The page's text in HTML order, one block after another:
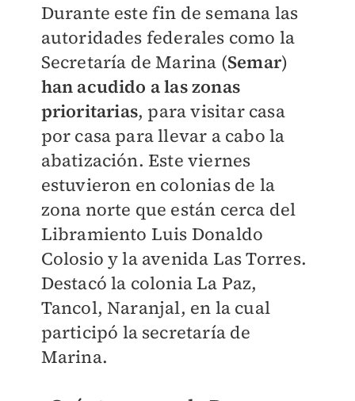
Durante este fin de semana las
autoridades federales como la
Secretaría de Marina (Semar)
han acudido a las zonas
prioritarias, para visitar casa
por casa para llevar a cabo la
abatización. Este viernes
estuvieron en colonias de la
zona norte que están cerca del
Libramiento Luis Donaldo
Colosio y la avenida Las Torres.
Destacó la colonia La Paz,
Tancol, Naranjal, en la cual
participó la secretaría de
Marina.